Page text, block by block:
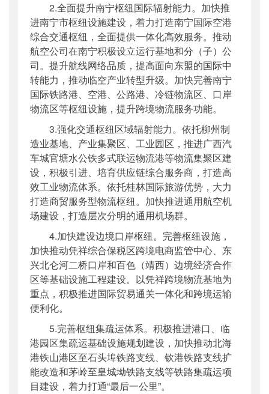
2.全面提升南宁枢纽国际辐射能力。加快推
进南宁市枢纽设施建设，着力打造南宁国际空港
综合交通枢纽，全面提供一体化高效服务。推动
航空公司在南宁积极设立运行基地和分（子）公
司。提升航线网络品质，提高面向东盟的国际中
转能力，推动临空产业转型升级。加快完善南宁
国际铁路港、空港、公路港、冷链物流区、口岸
物流区等枢纽设施，提升跨境物流服务功能。
3.强化交通枢纽区域辐射能力。依托柳州制
造业基地、产业集聚区、工业园区，推进广西汽
车城官塘水公铁多式联运物流港等物流集聚区建
设，积极引进、培育供应链综合服务商，打造高
效工业物流体系。依托桂林国际旅游优势，大力
打造商贸服务型物流枢纽。加快推进通用航空机
场建设，打造层次分明的通用机场群。
4.加快建设边境口岸枢纽。完善枢纽设施，
加快推动凭祥综合保税区跨境电商监管中心、东
兴北仑河二桥口岸和百色（靖西）边境经济合作
区等基础设施工程建设。以凭祥跨境物流基地为
重点，积极推进国际贸易通关一体化和跨境运输
便利化。
5.完善枢纽集疏运体系。积极推进港口、临
港园区集疏运基础设施规划建设，加快推动北海
港铁山港区至石头埠铁路支线、钦港铁路支线扩
能改造和茅岭至皇城坳铁路支线等铁路集疏运项
目建设，着力打通“最后一公里”。